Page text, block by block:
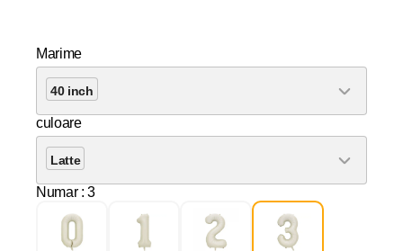
Marime
40 inch
culoare
Latte
Numar : 3